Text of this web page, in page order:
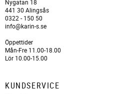
Nygatan 18
441 30 Alingsås
0322 - 150 50
info@karin-s.se
Öppettider
Mån-Fre 11.00-18.00
Lör 10.00-15.00
KUNDSERVICE